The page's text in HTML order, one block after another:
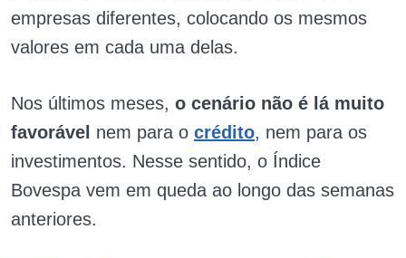
empresas diferentes, colocando os mesmos
valores em cada uma delas.
Nos últimos meses, o cenário não é lá muito
favorável nem para o crédito, nem para os
investimentos. Nesse sentido, o Índice
Bovespa vem em queda ao longo das semanas
anteriores.